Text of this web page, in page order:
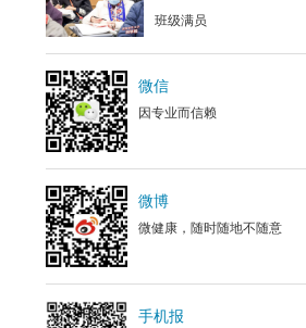
班级满员
微信
因专业而信赖
微博
微健康，随时随地不随意
手机报